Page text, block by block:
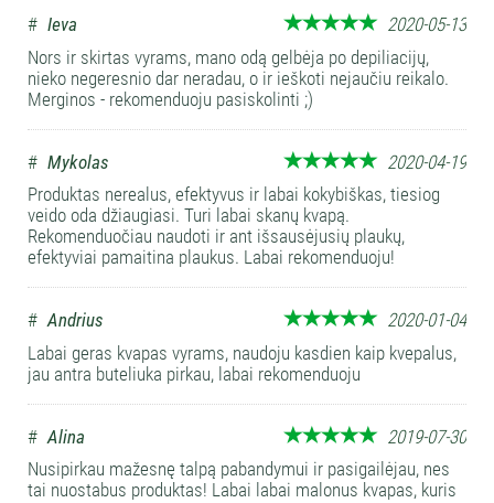
# Ieva
2020-05-13
Nors ir skirtas vyrams, mano odą gelbėja po depiliacijų,
nieko negeresnio dar neradau, o ir ieškoti nejaučiu reikalo.
Merginos - rekomenduoju pasiskolinti ;)
# Mykolas
2020-04-19
Produktas nerealus, efektyvus ir labai kokybiškas, tiesiog
veido oda džiaugiasi. Turi labai skanų kvapą.
Rekomenduočiau naudoti ir ant išsausėjusių plaukų,
efektyviai pamaitina plaukus. Labai rekomenduoju!
# Andrius
2020-01-04
Labai geras kvapas vyrams, naudoju kasdien kaip kvepalus,
jau antra buteliuka pirkau, labai rekomenduoju
# Alina
2019-07-30
Nusipirkau mažesnę talpą pabandymui ir pasigailėjau, nes
tai nuostabus produktas! Labai labai malonus kvapas, kuris